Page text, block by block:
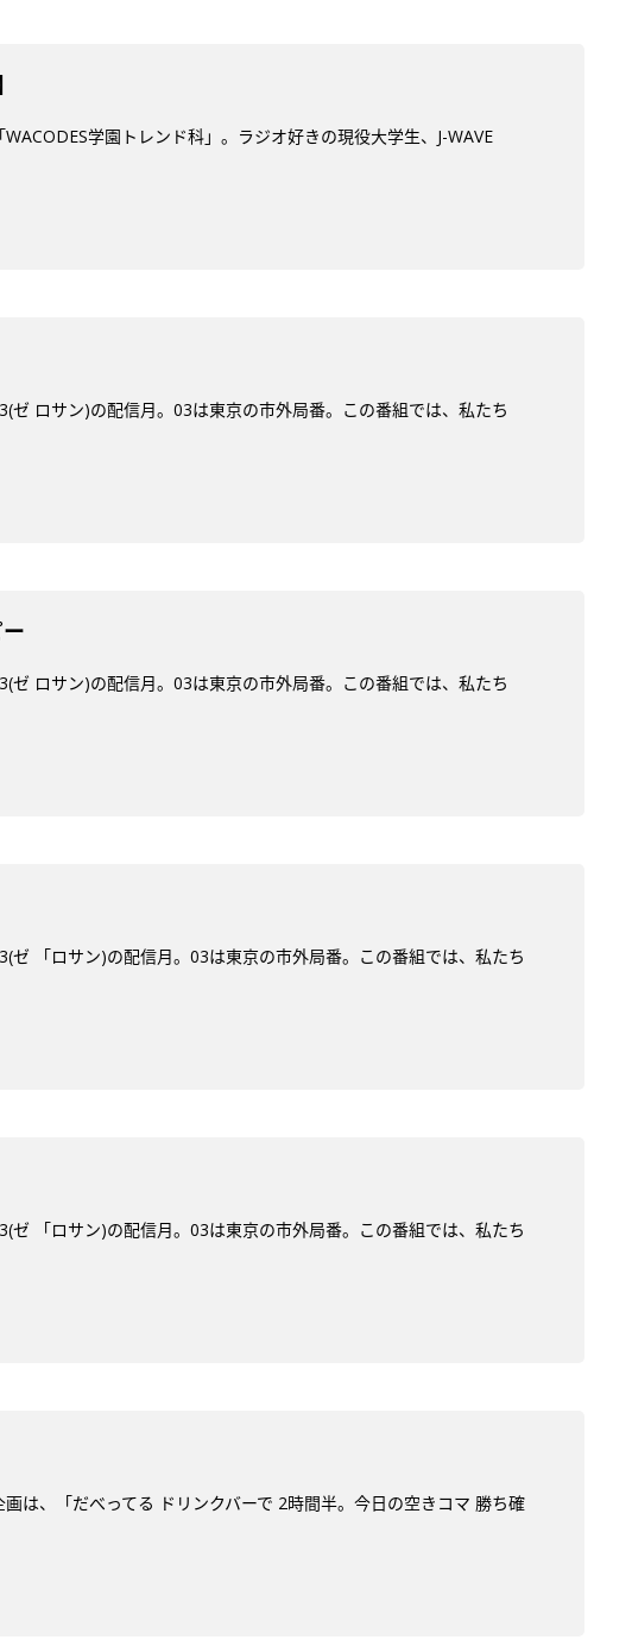
学園トレンド科」。ラジオ好きの現役大学生、J-WAVE
ゼ ロサン)の配信月。03は東京の市外局番。この番組では、私たち
ゼ ロサン)の配信月。03は東京の市外局番。この番組では、私たち
ゼ 「ロサン)の配信月。03は東京の市外局番。この番組では、私たち
ゼ 「ロサン)の配信月。03は東京の市外局番。この番組では、私たち
は、「だべってる ドリンクバーで 2時間半。今日の空きコマ 勝ち確